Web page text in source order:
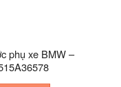
phụ xe BMW –